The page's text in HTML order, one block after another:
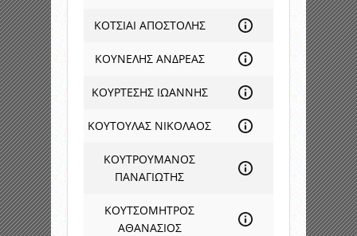
ΚΟΤΣΙΑΙ ΑΠΟΣΤΟΛΗΣ
ΚΟΥΝΕΛΗΣ ΑΝΔΡΕΑΣ
ΚΟΥΡΤΕΣΗΣ ΙΩΑΝΝΗΣ
ΚΟΥΤΟΥΛΑΣ ΝΙΚΟΛΑΟΣ
ΚΟΥΤΡΟΥΜΑΝΟΣ
ΠΑΝΑΓΙΩΤΗΣ
ΚΟΥΤΣΟΜΗΤΡΟΣ
ΑΘΑΝΑΣΙΟΣ